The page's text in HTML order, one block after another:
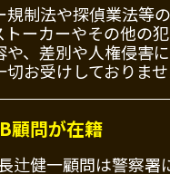
規制法や探偵業法等
トーカーやその他の
や、差別や人権侵害
お受けしておりませ
顧問が在籍
辻健一顧問は警察署